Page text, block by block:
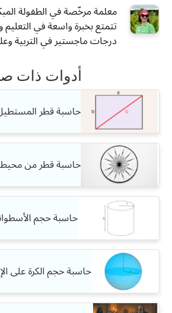
معلمة مرخّصة في الطفولة
تتمتع بخبرة واسعة في
درجات ماجستير في التربية
أدوات ذات
حاسبة قطر
حاسبة قطر من محيط
حاسبة حجم
حاسبة حجم الكرة على